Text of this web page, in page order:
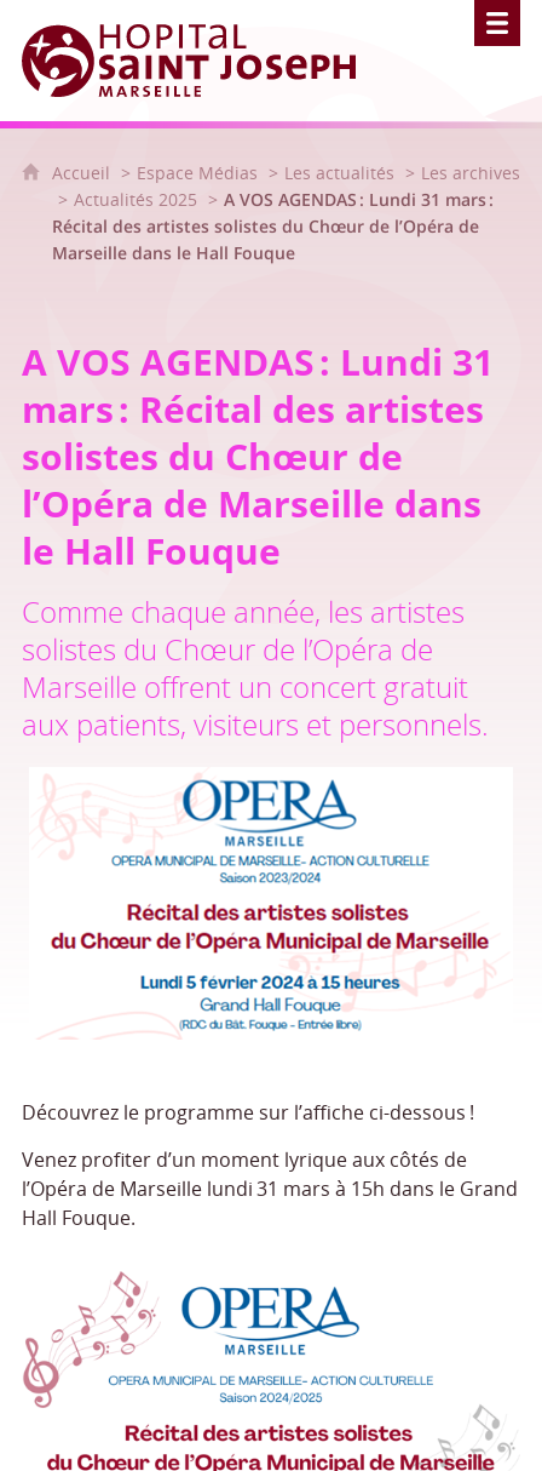
Hôpital Saint Joseph - Marseille
Accueil Espace Médias Les actualités
Les archives
Actualités 2025
A VOS AGENDAS : Lundi 31 mars :
Récital des artistes solistes du Chœur de l’Opéra de
Marseille dans le Hall Fouque
A VOS AGENDAS : Lundi 31
mars : Récital des artistes
solistes du Chœur de
l’Opéra de Marseille dans
le Hall Fouque
Comme chaque année, les artistes
solistes du Chœur de l’Opéra de
Marseille offrent un concert gratuit
aux patients, visiteurs et personnels.
Découvrez le programme sur l’affiche ci-dessous !
Venez profiter d’un moment lyrique aux côtés de
l’Opéra de Marseille lundi 31 mars à 15h dans le Grand
Hall Fouque.